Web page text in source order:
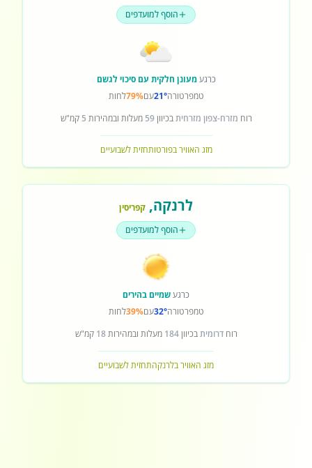
הוסף למועדפים
כרגעמעונן חלקית עם סיכוי לגשם
טמפרטורה21°עם79%לחות
רוח מזרח-צפון מזרחיתבכיוון59 מעלות ובמהירות 5 קמ"ש
מזג האוויר בפורטותחזית לשבועיים
לרנקה, קפריסין
הוסף למועדפים
כרגעשמיים בהירים
טמפרטורה32°עם39%לחות
רוחדרומיתבכיוון184 מעלות ובמהירות18 קמ"ש
מזג האוויר בלרנקהתחזית לשבועיים